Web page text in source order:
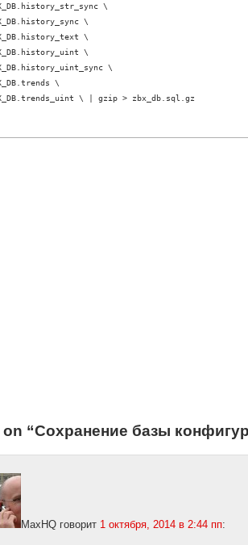
\
\
\
\
\
\
\
| gzip > zbx_db.sql.gz
“Сохранение базы
MaxHQ говорит 1 октября, 2014 в 2:44 пп: